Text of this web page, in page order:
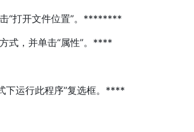
“打开文件位置”。********
式，并单击“属性”。****
下运行此程序”复选框。****